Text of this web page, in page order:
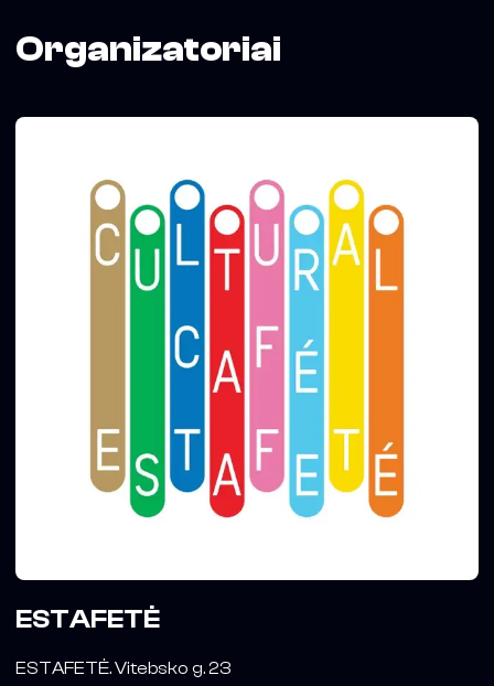
Organizatoriai
ESTAFETĖ
ESTAFETĖ. Vitebsko g. 23